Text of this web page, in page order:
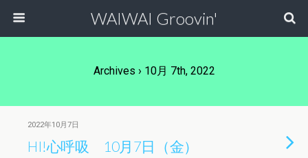
WAIWAI Groovin'
Archives › 10月 7th, 2022
2022年10月7日
HI!心呼吸 10月7日（金）